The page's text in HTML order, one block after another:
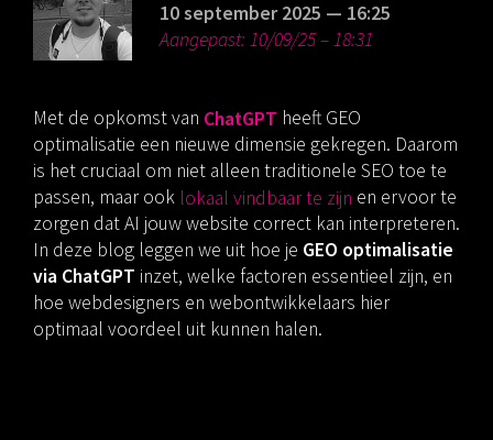
10 september 2025 — 16:25
Aangepast: 10/09/25 – 18:31
Met de opkomst van ChatGPT heeft GEO
optimalisatie een nieuwe dimensie gekregen. Daarom
is het cruciaal om niet alleen traditionele SEO toe te
passen, maar ook lokaal vindbaar te zijn en ervoor te
zorgen dat AI jouw website correct kan interpreteren.
In deze blog leggen we uit hoe je GEO optimalisatie
via ChatGPT inzet, welke factoren essentieel zijn, en
hoe webdesigners en webontwikkelaars hier
optimaal voordeel uit kunnen halen.